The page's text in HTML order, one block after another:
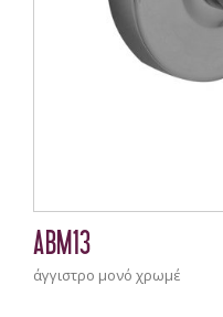
ABM13
άγγιστρο μονό χρωμέ